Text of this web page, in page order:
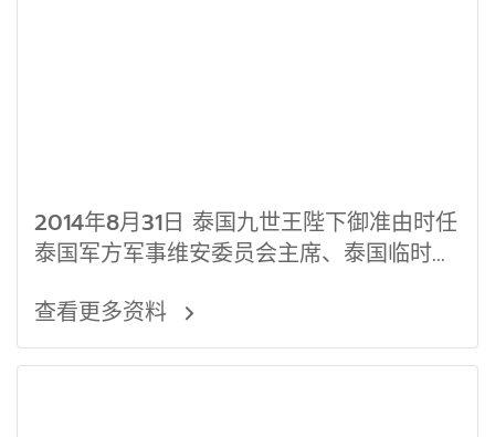
2014年8月31日 泰国九世王陛下御准由时任
泰国军方军事维安委员会主席、泰国临时政
集团全球首发完整中文名单。
查看更多资料